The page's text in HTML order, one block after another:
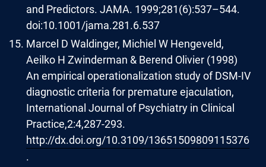
and Predictors. JAMA. 1999;281(6):537–544.
doi:10.1001/jama.281.6.537
Marcel D Waldinger, Michiel W Hengeveld,
Aeilko H Zwinderman & Berend Olivier (1998)
An empirical operationalization study of DSM-IV
diagnostic criteria for premature ejaculation,
International Journal of Psychiatry in Clinical
Practice,2:4,287-293.
http://dx.doi.org/10.3109/13651509809115376
.